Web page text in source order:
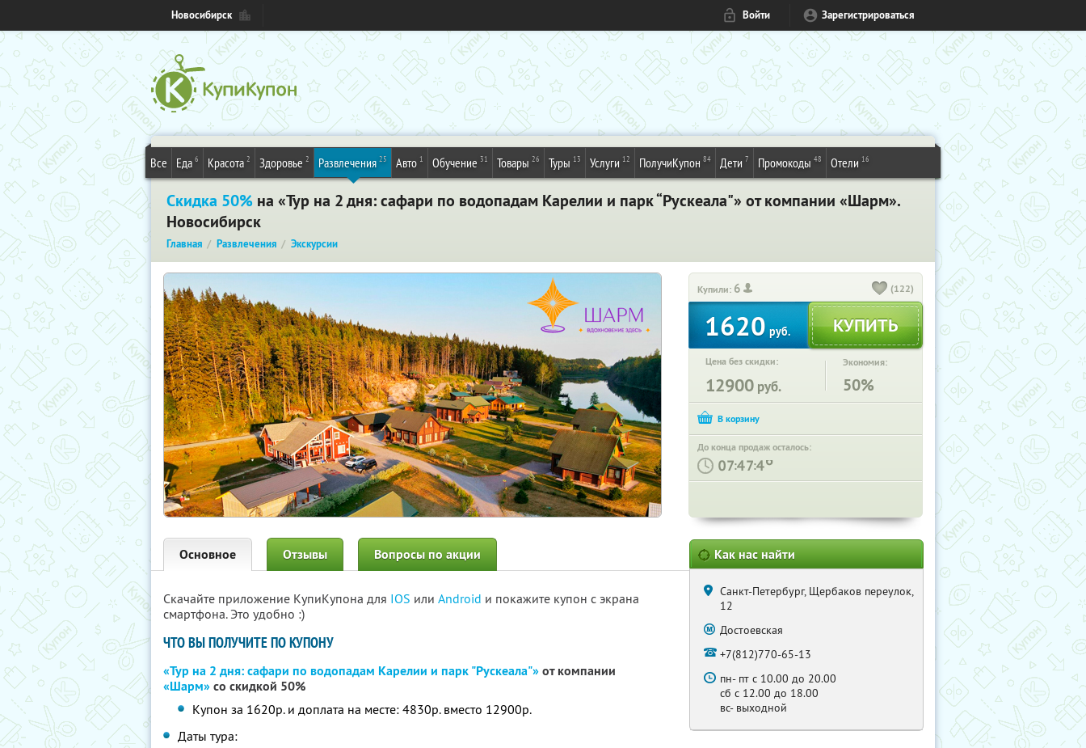
Новосибирск Войти Зарегистрироваться
Все Еда 6 Красота 2 Здоровье 2 Развлечения 25 Авто 1 Обучение 31 Товары 26 Туры 13 Услуги 12 ПолучиКупон 84 Дети 7 Промокоды 48 Отели 16
Скидка 50% на «Тур на 2 дня: сафари по водопадам Карелии и парк “Рускеала"» от компании «Шарм».
Новосибирск
Главная Развлечения Экскурсии
Купили: 6 (122)
1620руб.
Цена без скидки:
12900 руб.
Экономия:
50%
До конца продаж осталось:
: :
Основное Отзывы Вопросы по акции
Скачайте приложение КупиКупона для IOS или Android и покажите купон с экрана
смартфона. Это удобно :)
ЧТО ВЫ ПОЛУЧИТЕ ПО КУПОНУ
«Тур на 2 дня: сафари по водопадам Карелии и парк "Рускеала"»от компании
«Шарм»со скидкой 50%
Купон за 1620р. и доплата на месте: 4830р. вместо 12900р.
Даты тура:
Как нас найти
Санкт-Петербург, Щербаков переулок,
12
Достоевская
+7(812)770-65-13
пн- пт с 10.00 до 20.00
сб с 12.00 до 18.00
вс- выходной